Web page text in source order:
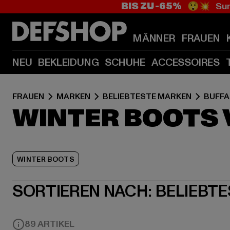
BIS ZU -65% 😲💥
MÄNNER FRAUEN
NEU BEKLEIDUNG SCHUHE ACCESSOIRES
FRAUEN MARKEN BELIEBTESTE MARKEN
WINTER BOOTS
WINTER BOOTS
SORTIEREN NACH:
89 ARTIKEL